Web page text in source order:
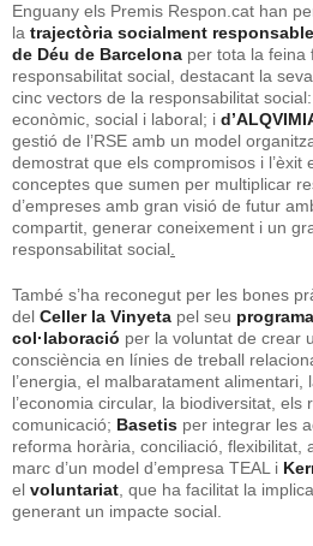
Enguany els Premis Respon.cat han
la trajectòria socialment responsable
de Déu de Barcelona per tota la feina
responsabilitat social, destacant la
cinc vectors de la responsabilitat
econòmic, social i laboral; i
gestió de l’RSE amb un model
demostrat que els compromisos i l’èxit
conceptes que sumen per multiplicar
d’empreses amb gran visió de futur
compartit, generar coneixement i un
responsabilitat social
També s’ha reconegut per les bones
del Celler la Vinyeta pel seu
col·laboració per la voluntat de crear
consciència en línies de treball
l’energia, el malbaratament alimentari,
l’economia circular, la biodiversitat, els
comunicació; Basetis per integrar les
reforma horària, conciliació, flexibilitat,
marc d’un model d’empresa TEAL i
el voluntariat , que ha facilitat la
generant un impacte social.